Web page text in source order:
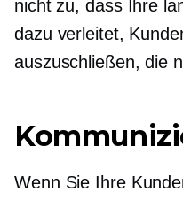
nicht zu, dass Ihre
dazu verleitet,
auszuschließen, die
Wenn Sie Ihre